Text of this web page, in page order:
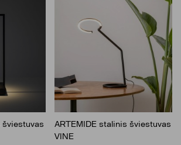
šviestuvas
ARTEMIDE stalinis šviestuvas
VINE